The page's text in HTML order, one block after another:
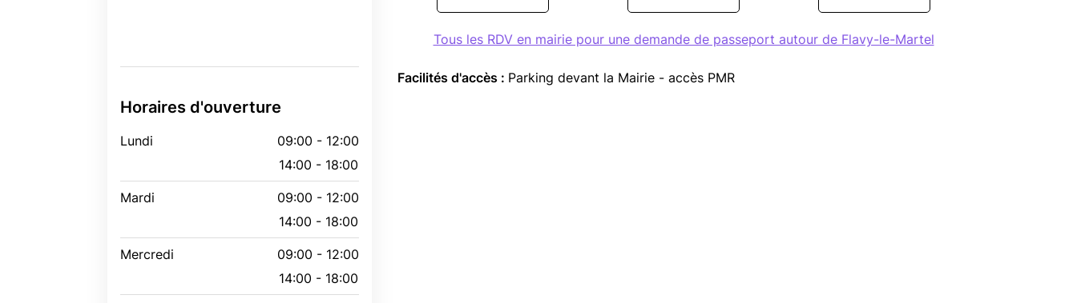
Horaires d'ouverture
Lundi
09:00 - 12:00
14:00 - 18:00
Mardi
09:00 - 12:00
14:00 - 18:00
Mercredi
09:00 - 12:00
14:00 - 18:00
Tous les RDV en mairie pour une demande de passeport autour de Flavy-le-Martel
Facilités d'accès : Parking devant la Mairie - accès PMR